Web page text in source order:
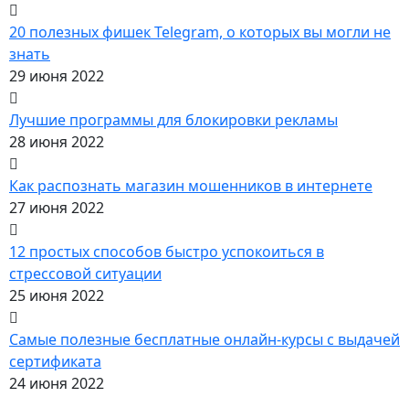
20 полезных фишек Telegram, о которых вы могли не
знать
29 июня 2022
Лучшие программы для блокировки рекламы
28 июня 2022
Как распознать магазин мошенников в интернете
27 июня 2022
12 простых способов быстро успокоиться в
стрессовой ситуации
25 июня 2022
Самые полезные бесплатные онлайн-курсы с выдачей
сертификата
24 июня 2022